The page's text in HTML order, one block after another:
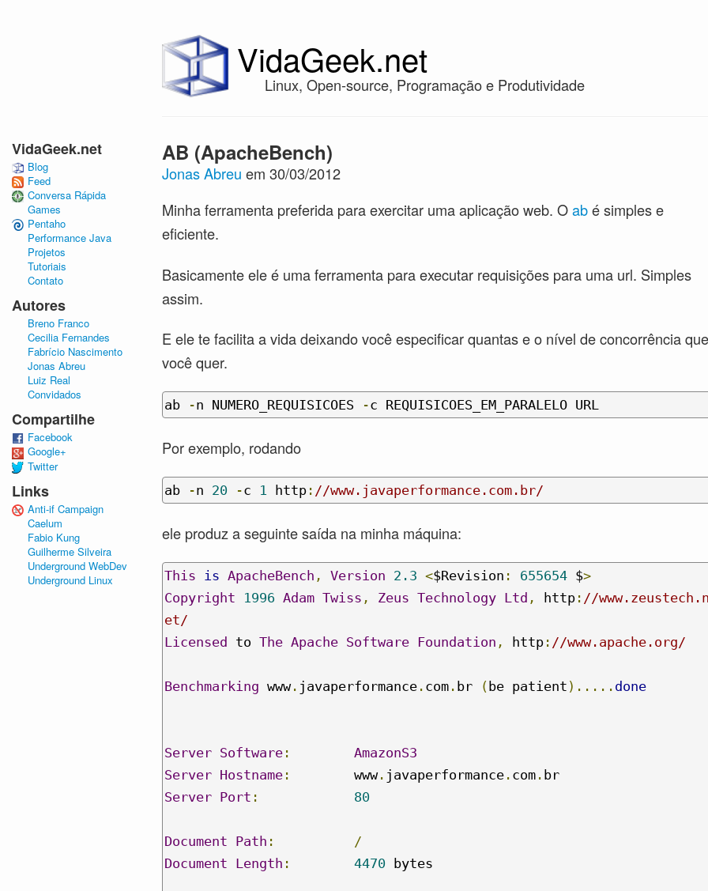
VidaGeek.net
Linux, Open-source, Programação e Produtividade
AB (ApacheBench)
Jonas Abreu em 30/03/2012
Minha ferramenta preferida para exercitar uma aplicação web. Oabé simples e
eficiente.
Basicamente ele é uma ferramenta para executar requisições para uma url. Simples
assim.
E ele te facilita a vida deixando você especificar quantas e o nível de concorrência que
você quer.
ab -n NUMERO_REQUISICOES -c REQUISICOES_EM_PARALELO URL
Por exemplo, rodando
ab -n 20 -c 1 http : //www.javaperformance.com.br/
ele produz a seguinte saída na minha máquina:
This is ApacheBench , Version 2.3 <$Revision : 655654 $>
Copyright
1996 Adam Twiss , Zeus Technology Ltd , http : //
et/
Licensed to The Apache Software Foundation , http : //www.apache.org/
Benchmarking www. javaperformance . com . br (be patient )..... done
Server Software :
AmazonS3
Server Hostname :
        www
. javaperformance . com .
Server Port : 80
Document Path :
/
Document Length : 4470 bytes
VidaGeek.net
Blog
Feed
Conversa Rápida
Games
Pentaho
Performance Java
Projetos
Tutoriais
Contato
Autores
Breno Franco
Cecilia Fernandes
Fabrício Nascimento
Jonas Abreu
Luiz Real
Convidados
Compartilhe
Facebook
Google+
Twitter
Links
Anti-if Campaign
Caelum
Fabio Kung
Guilherme Silveira
Underground WebDev
Underground Linux